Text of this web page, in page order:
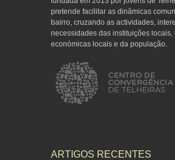
pretende facilitar as dinâmicas
bairro, cruzando as actividades,
necessidades das instituições locais,
económicas locais e da população.
ARTIGOS RECENTES